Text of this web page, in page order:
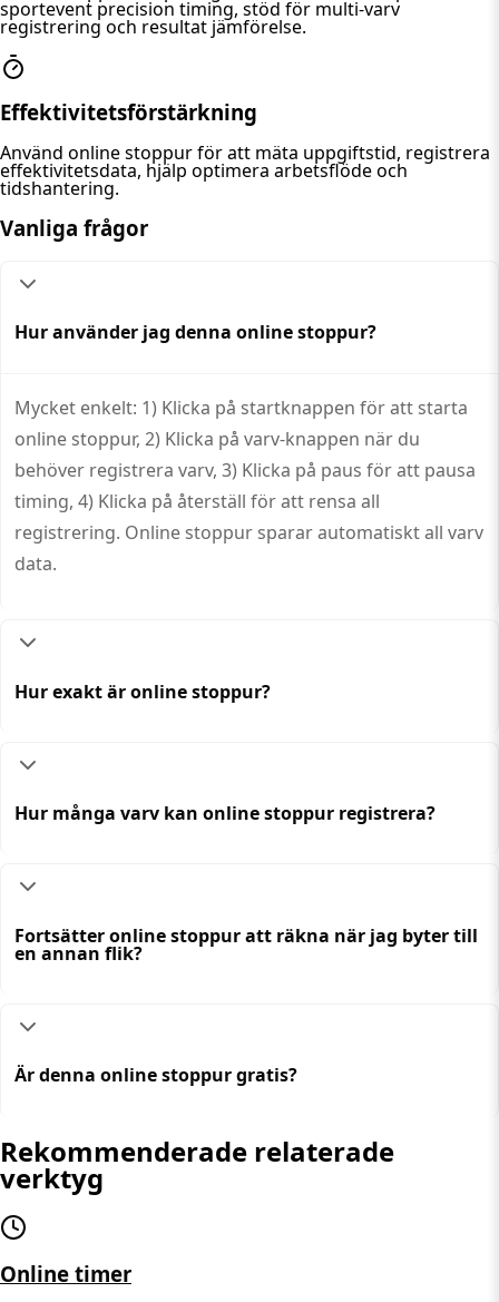
sportevent precision timing, stöd för multi-varv
registrering och resultat jämförelse.
Effektivitetsförstärkning
Använd online stoppur för att mäta uppgiftstid, registrera
effektivitetsdata, hjälp optimera arbetsflöde och
tidshantering.
Vanliga frågor
Hur använder jag denna online stoppur?
Mycket enkelt: 1) Klicka på startknappen för att starta
online stoppur, 2) Klicka på varv-knappen när du
behöver registrera varv, 3) Klicka på paus för att pausa
timing, 4) Klicka på återställ för att rensa all
registrering. Online stoppur sparar automatiskt all varv
data.
Hur exakt är online stoppur?
Hur många varv kan online stoppur registrera?
Fortsätter online stoppur att räkna när jag byter till
en annan flik?
Är denna online stoppur gratis?
Rekommenderade relaterade
verktyg
Online timer